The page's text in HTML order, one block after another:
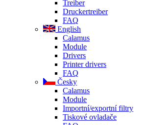
Treiber
Druckertreiber
FAQ
English
Calamus
Module
Drivers
Printer drivers
FAQ
Česky
Calamus
Module
Importní/exportní filtry
Tiskové ovladače